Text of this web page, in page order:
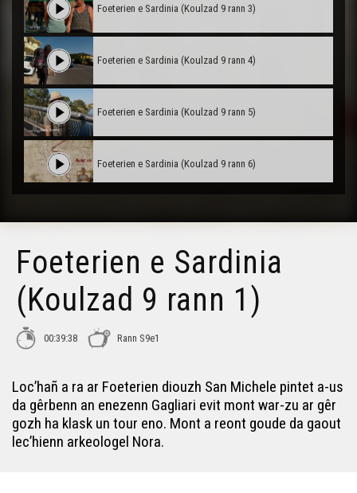
Foeterien e Sardinia (Koulzad 9 rann 3)
Foeterien e Sardinia (Koulzad 9 rann 4)
Foeterien e Sardinia (Koulzad 9 rann 5)
Foeterien e Sardinia (Koulzad 9 rann 6)
Foeterien e Sardinia
(Koulzad 9 rann 1)
00:39:38 Rann S9e1
Loc’hañ a ra ar Foeterien diouzh San Michele pintet a-us
da gêrbenn an enezenn Gagliari evit mont war-zu ar gêr
gozh ha klask un tour eno. Mont a reont goude da gaout
lec’hienn arkeologel Nora.